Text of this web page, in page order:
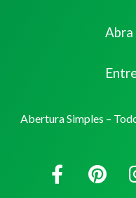
Abra
Abertura Simples –